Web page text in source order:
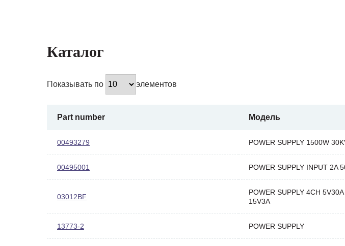
Каталог
Показывать по элементов
Part number Модель
00493279 POWER SUPPLY 1500W
00495001 POWER SUPPLY INPUT 2A
03012BF
POWER SUPPLY 4CH
15V3A
13773-2 POWER SUPPLY